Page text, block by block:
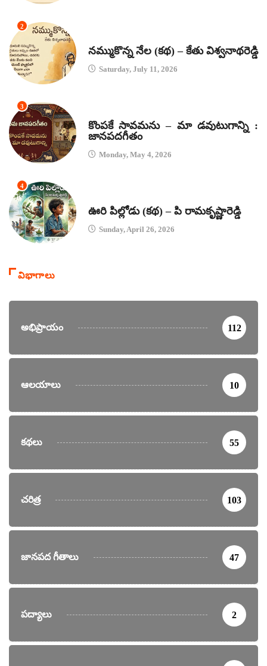
2
నమ్ముకొన్న నేల (కథ) – కేతు విశ్వనాథరెడ్డి
Saturday, July 11, 2026
3
కొంపకే సావమను – మా డవుటుగాన్ని :
జానపదగీతం
Monday, May 4, 2026
4
ఊరి పిల్లోడు (కథ) – పి రామకృష్ణారెడ్డి
Sunday, April 26, 2026
విభాగాలు
అభిప్రాయం 112
ఆలయాలు 10
కథలు 55
చరిత్ర 103
జానపద గీతాలు 47
పద్యాలు 2